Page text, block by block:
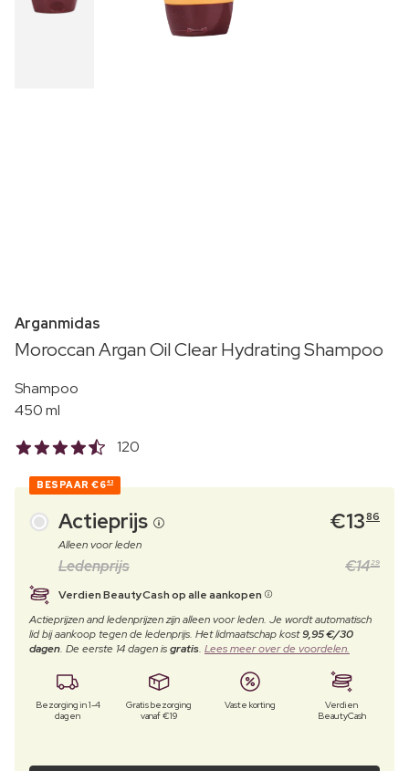
Arganmidas
Moroccan Argan Oil Clear Hydrating Shampoo
Shampoo
450 ml
120
BESPAAR €643
Actieprijs €1386
Alleen voor leden
Ledenprijs €1429
Verdien BeautyCash op alle aankopen
Actieprijzen and ledenprijzen zijn alleen voor leden. Je wordt automatisch
lid bij aankoop tegen de ledenprijs. Het lidmaatschap kost9,95 €/30
dagen. De eerste 14 dagen isgratis. Lees meer over de voordelen.
Bezorging in 1-4
dagen
Gratis bezorging
vanaf €19
Vaste korting
Verdien
BeautyCash